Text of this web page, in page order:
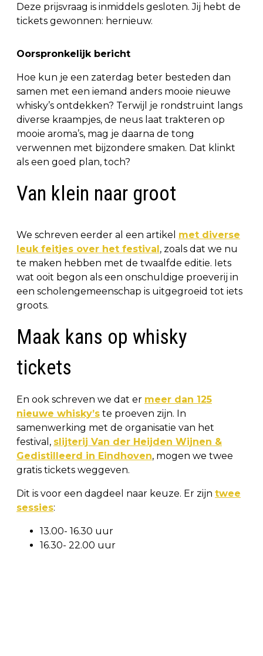
Deze prijsvraag is inmiddels gesloten. Jij hebt de
tickets gewonnen: hernieuw.
Oorspronkelijk bericht
Hoe kun je een zaterdag beter besteden dan
samen met een iemand anders mooie nieuwe
whisky’s ontdekken? Terwijl je rondstruint langs
diverse kraampjes, de neus laat trakteren op
mooie aroma’s, mag je daarna de tong
verwennen met bijzondere smaken. Dat klinkt
als een goed plan, toch?
Van klein naar groot
We schreven eerder al een artikel met diverse
leuk feitjes over het festival, zoals dat we nu
te maken hebben met de twaalfde editie. Iets
wat ooit begon als een onschuldige proeverij in
een scholengemeenschap is uitgegroeid tot iets
groots.
Maak kans op whisky
tickets
En ook schreven we dat er meer dan 125
nieuwe whisky’s te proeven zijn. In
samenwerking met de organisatie van het
festival, slijterij Van der Heijden Wijnen &
Gedistilleerd in Eindhoven, mogen we twee
gratis tickets weggeven.
Dit is voor een dagdeel naar keuze. Er zijn twee
sessies:
13.00- 16.30 uur
16.30- 22.00 uur